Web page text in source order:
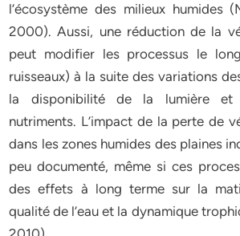
l’écosystème des milieux humides
2000). Aussi, une réduction de la
peut modifier les processus le
ruisseaux) à la suite des variations
la disponibilité de la lumière
nutriments. L’impact de la perte de
dans les zones humides des plaines
peu documenté, même si ces
des effets à long terme sur la
qualité de l’eau et la dynamique